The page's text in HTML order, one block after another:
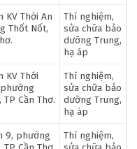
KV Thới An
Thốt Nốt,
Thí nghiệm,
sửa chữa bảo
dưỡng Trung,
hạ áp
KV Thới
Cần Thơ.
Thí nghiệm,
sửa chữa bảo
dưỡng Trung,
hạ áp
9, phường
Thí nghiệm,